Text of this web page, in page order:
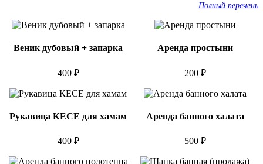
Полный перечень
Веник дубовый + запарка
400 ₽
Аренда простыни
200 ₽
Рукавица КЕСЕ для хамам
400 ₽
Аренда банного халата
500 ₽